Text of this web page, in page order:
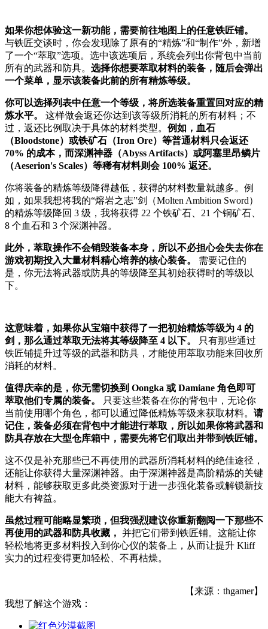
如果你想体验这一新功能，需要前往地图上的任意铁匠铺。
与铁匠交谈时，你会发现除了原有的“精炼”和“制作”外，新增
了一个“萃取”选项。选中该选项后，系统会列出你背包中当前
所有的武器和防具。 选择你想要萃取材料的装备，随后会弹出
一个菜单，显示该装备此前的所有精炼等级。
你可以选择列表中任意一个等级，将所选装备重置回对应的精
炼水平。
这样做会返还你达到该等级所消耗的所有材料；不
过，返还比例取决于具体的材料类型。 例如，血石
（Bloodstone）或铁矿石（Iron Ore）等普通材料只会返还
70% 的成本，而深渊神器（Abyss Artifacts）或阿塞里昂鳞片
（Aeserion's Scales）等稀有材料则会 100% 返还。
你将装备的精炼等级降得越低，获得的材料数量就越多。例
如，如果我想将我的“熔岩之志”剑（Molten Ambition Sword）
的精炼等级降回 3 级，我将获得 22 个铁矿石、21 个铜矿石、
8 个血石和 3 个深渊神器。
此外，萃取操作不会销毁装备本身，所以不必担心会失去你在
游戏初期投入大量材料精心培养的核心装备。
需要记住的
是，你无法将武器或防具的等级降至其初始获得时的等级以
下。
这意味着，如果你从宝箱中获得了一把初始精炼等级为 4 的
剑，那么通过萃取无法将其等级降至 4 以下。
只有那些通过
铁匠铺提升过等级的武器和防具，才能使用萃取功能来回收所
消耗的材料。
值得庆幸的是，你无需切换到 Oongka 或 Damiane 角色即可
萃取他们专属的装备。
只要这些装备在你的背包中，无论你
当前使用哪个角色，都可以通过降低精炼等级来获取材料。 请
记住，装备必须在背包中才能进行萃取，所以如果你将武器和
防具存放在大型仓库箱中，需要先将它们取出并带到铁匠铺。
这不仅是补充那些已不再使用的武器所消耗材料的绝佳途径，
还能让你获得大量深渊神器。由于深渊神器是高阶精炼的关键
材料，能够获取更多此类资源对于进一步强化装备或解锁新技
能大有裨益。
虽然过程可能略显繁琐，但我强烈建议你重新翻阅一下那些不
再使用的武器和防具收藏， 并把它们带到铁匠铺。这能让你
轻松地将更多材料投入到你心仪的装备上，从而让提升 Kliff
实力的过程变得更加轻松、不再枯燥。
【来源：thgamer】
我想了解这个游戏：